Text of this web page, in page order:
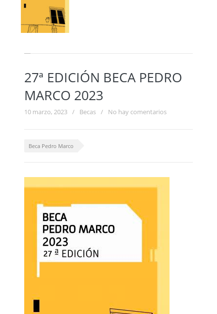
27ª EDICIÓN BECA PEDRO
MARCO 2023
10 marzo, 2023 / Becas / No hay comentarios
Beca Pedro Marco